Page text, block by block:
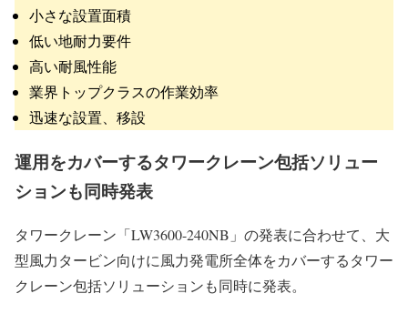
小さな設置面積
低い地耐力要件
高い耐風性能
業界トップクラスの作業効率
迅速な設置、移設
運用をカバーするタワークレーン包括ソリュー
ションも同時発表
タワークレーン「LW3600-240NB」の発表に合わせて、大
型風力タービン向けに風力発電所全体をカバーするタワー
クレーン包括ソリューションも同時に発表。